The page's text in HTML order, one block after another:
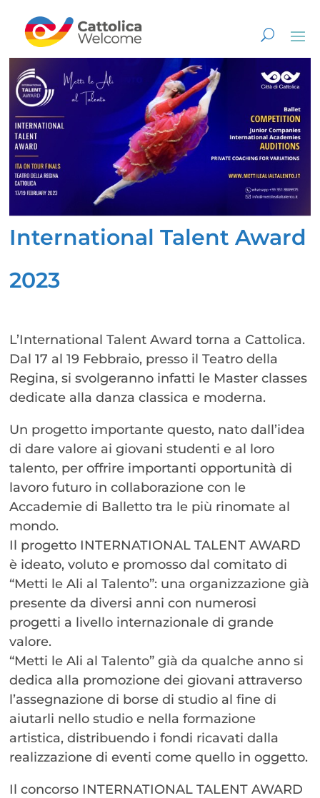
International Talent Award
2023
L’International Talent Award torna a Cattolica.
Dal 17 al 19 Febbraio, presso il Teatro della
Regina, si svolgeranno infatti le Master classes
dedicate alla danza classica e moderna.
Un progetto importante questo, nato dall’idea
di dare valore ai giovani studenti e al loro
talento, per offrire importanti opportunità di
lavoro futuro in collaborazione con le
Accademie di Balletto tra le più rinomate al
mondo.
Il progetto INTERNATIONAL TALENT AWARD
è ideato, voluto e promosso dal comitato di
“Metti le Ali al Talento”: una organizzazione già
presente da diversi anni con numerosi
progetti a livello internazionale di grande
valore.
“Metti le Ali al Talento” già da qualche anno si
dedica alla promozione dei giovani attraverso
l’assegnazione di borse di studio al fine di
aiutarli nello studio e nella formazione
artistica, distribuendo i fondi ricavati dalla
realizzazione di eventi come quello in oggetto.
Il concorso INTERNATIONAL TALENT AWARD